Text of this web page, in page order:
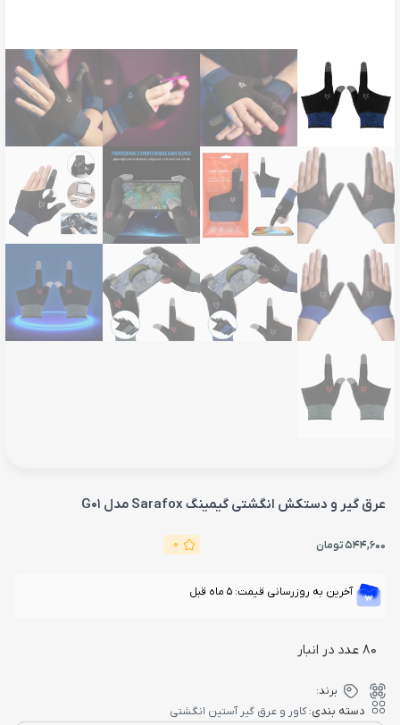
عرق گیر و دستکش انگشتی گیمینگ Sarafox مدل G01
544,600تومان 0
آخرین به روزرسانی قیمت: 5 ماه قبل
80 عدد در انبار
برند:
دسته بندی:کاور و عرق گیر آستین انگشتی